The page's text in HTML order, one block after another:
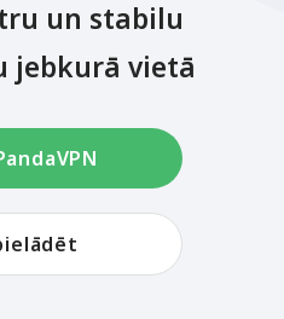
un stabilu
jebkurā vietā